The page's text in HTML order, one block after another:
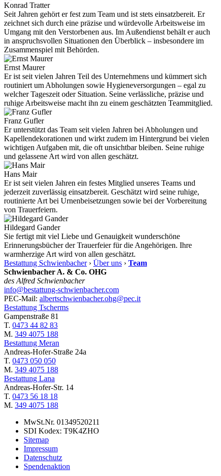
Konrad Tratter
Seit Jahren gehört er fest zum Team und ist stets einsatzbereit. Er
zeichnet sich durch eine präzise und würdevolle Arbeitsweise im
Umgang mit den Verstorbenen aus. Im Außendienst behält er auch
in anspruchsvollen Situationen den Überblick – insbesondere im
Zusammenspiel mit Behörden.
Ernst Maurer
Er ist seit vielen Jahren Teil des Unternehmens und kümmert sich
routiniert um Abholungen sowie Hygieneversorgungen – egal zu
welcher Tageszeit oder Situation. Seine verlässliche, präzise und
ruhige Arbeitsweise macht ihn zu einem geschätzten Teammitglied.
Franz Gufler
Er unterstützt das Team seit vielen Jahren bei Abholungen und
Kapellendekorationen und wirkt zudem im Hintergrund bei vielen
wichtigen Aufgaben mit, die oft unsichtbar bleiben. Seine ruhige
und gelassene Art wird von allen geschätzt.
Hans Mair
Er ist seit vielen Jahren ein festes Mitglied unseres Teams und
jederzeit zuverlässig einsatzbereit. Geschätzt wird seine ruhige,
routinierte Art bei Urnenbeisetzungen sowie bei der Vorbereitung
von Trauerfeiern.
Hildegard Gander
Sie fertigt mit viel Liebe und Genauigkeit wunderschöne
Erinnerungsbücher der Trauerfeier für die Angehörigen. Ihre
warmherzige Art wird von allen geschätzt.
Bestattung Schwienbacher› Über uns › Team
Schwienbacher A. & Co. OHG
des Alfred Schwienbacher
info@bestattung-schwienbacher.com
PEC-Mail: albertschwienbacher.ohg@pec.it
Bestattung Tscherms
Gampenstraße 81
T. 0473 44 82 83
M. 349 4075 188
Bestattung Meran
Andreas-Hofer-Straße 24a
T. 0473 050 050
M. 349 4075 188
Bestattung Lana
Andreas-Hofer-Str. 14
T. 0473 56 18 18
M. 349 4075 188
MwSt.Nr. 01349520211
SDI Kodex: T9K4ZHO
Sitemap
Impressum
Datenschutz
Spendenaktion